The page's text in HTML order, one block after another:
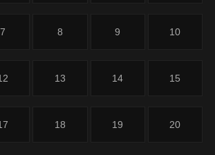
7 8 9 10
13 14 15
18 19 20